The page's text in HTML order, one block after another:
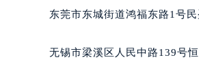
河北省保定市
内蒙古自治
东莞市东城街道鸿福东路1号
无锡市梁溪区人民中路139号